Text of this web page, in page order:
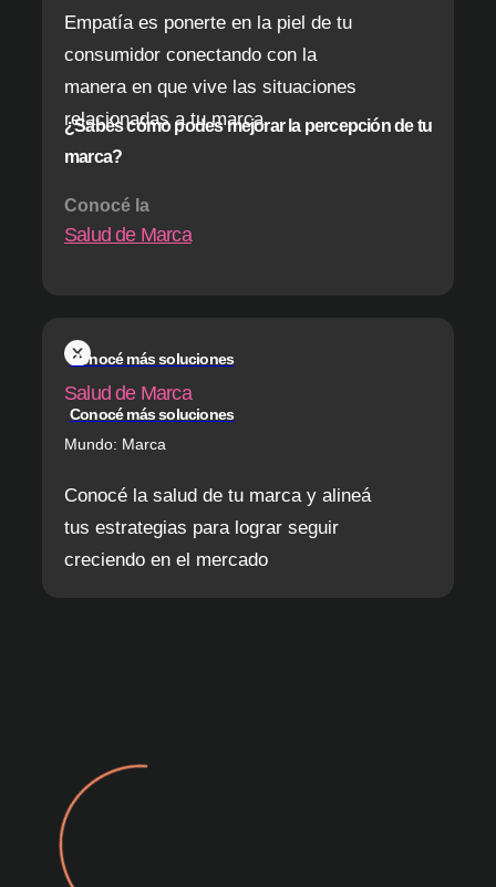
Empatía es ponerte en la piel de tu
consumidor conectando con la
manera en que vive las situaciones
relacionadas a tu marca.
¿Sabés cómo podes mejorar la percepción de tu
marca?
Conocé la
Salud de Marca
Salud de Marca
Mundo: Marca
Conocé la salud de tu marca y alineá
tus estrategias para lograr seguir
creciendo en el mercado
Conocé más soluciones
Conocé más soluciones